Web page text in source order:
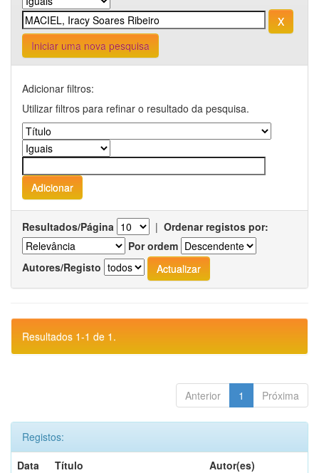
Iniciar uma nova pesquisa
Adicionar filtros:
Utilizar filtros para refinar o resultado da pesquisa.
Resultados/Página | Ordenar registos por:
Por ordem
Autores/Registo
Resultados 1-1 de 1.
Anterior 1 Próxima
Registos:
Data
Título
Autor(es)